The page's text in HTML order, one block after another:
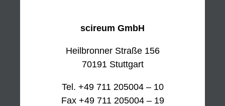
scireum GmbH
Heilbronner Straße 156
70191 Stuttgart
Tel. +49 711 205004 – 10
Fax +49 711 205004 – 19